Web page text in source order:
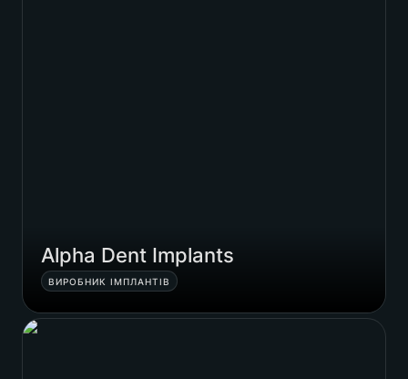
Alpha Dent Implants
ВИРОБНИК ІМПЛАНТІВ
R-Lab